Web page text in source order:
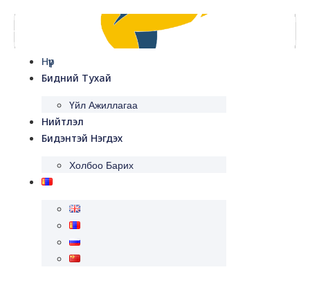
Skip
to
contentНүүр
Бидний Тухай
Үйл Ажиллагаа
Нийтлэл
Бидэнтэй Нэгдэх
Холбоо Барих